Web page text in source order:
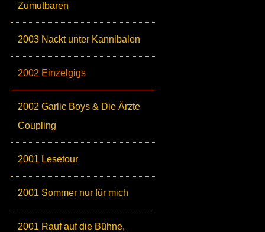
Zumutbaren
2003 Nackt unter Kannibalen
2002 Einzelgigs
2002 Garlic Boys & Die Ärzte
Coupling
2001 Lesetour
2001 Sommer nur für mich
2001 Rauf auf die Bühne,